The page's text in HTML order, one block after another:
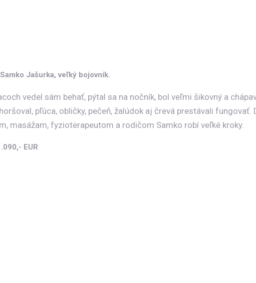
Jašurka, veľký bojovník.
vedel sám behať, pýtal sa na nočník, bol veľmi šikovný a
pľúca, obličky, pečeň, žalúdok aj črevá prestávali fungovať.
masážam, fyzioterapeutom a rodičom Samko robí veľké kroky.
EUR